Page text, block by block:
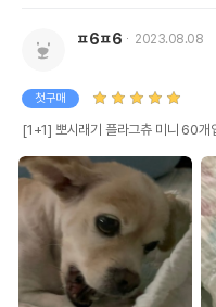
ㅍ6ㅍ6 2023.08.08
첫구매
[1+1] 뽀시래기 플라그츄 미니 60개